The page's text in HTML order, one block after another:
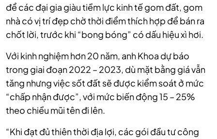
để các đại gia giàu tiềm lực kinh tế gom đất, gom
nhà có vị trí đẹp chờ thời điểm thích hợp để bán ra
chốt lời, trước khi “bong bóng” có dấu hiệu xì hơi.
Với kinh nghiệm hơn 20 năm, anh Khoa dự báo
trong giai đoạn 2022 – 2023, dù mặt bằng giá vẫn
tăng nhưng việc sốt đất sẽ được kiểm soát ở mức
“chấp nhận được”, với mức biến động 15 – 25%
theo chiều mũi tên đi lên.
“Khi đạt đủ thiên thời địa lợi, các gói đầu tư công